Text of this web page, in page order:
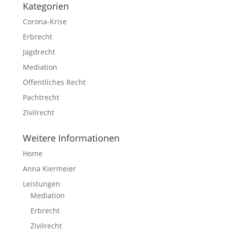
Kategorien
Corona-Krise
Erbrecht
Jagdrecht
Mediation
Öffentliches Recht
Pachtrecht
Zivilrecht
Weitere Informationen
Home
Anna Kiermeier
Leistungen
Mediation
Erbrecht
Zivilrecht